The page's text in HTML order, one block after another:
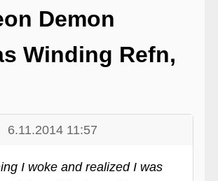
Demon
Winding Refn,
6.11.2014 11:57
I woke and realized I was